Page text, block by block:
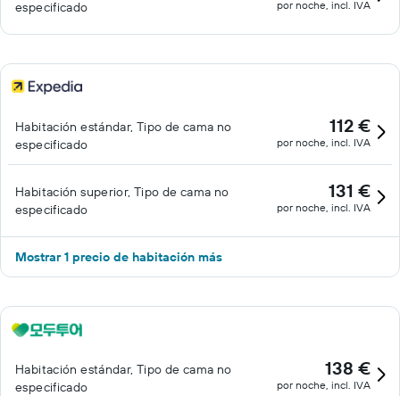
especificado por noche, incl. IVA
Habitación estándar, Tipo de cama no
especificado
112 €
por noche, incl. IVA
Habitación superior, Tipo de cama no
especificado
131 €
por noche, incl. IVA
Mostrar 1 precio de habitación más
Habitación estándar, Tipo de cama no
especificado
138 €
por noche, incl. IVA